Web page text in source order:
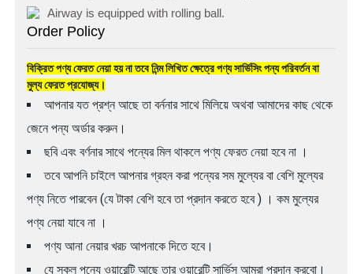
Airway is equipped with rolling ball.
Order Policy
বিক্রিত পণ্য ফেরত নেয়া হয় না তবে নিন্ম লিখিত ক্ষেত্রে পণ্য সার্ভিসিং পন্য পরিবর্তন বা
মুল্য ফেরত প্রযোজ্য।
আপনার যত প্রশ্ন আছে তা বর্ননার সাথে মিলিয়ে অথবা আমাদের কাছ থেকে
জেনে পন্য অর্ডার করুন।
ছবি এবং বর্ণনার সাথে পন্যের মিল থাকলে পণ্য ফেরত নেয়া হবে না ।
তবে আপনি চাইলে আপনার গ্রহন করা পন্যের সম মুল্যের বা বেশি মুল্যের
পণ্য নিতে পারবেন (যে টাকা বেশি হবে তা প্রদান করতে হবে ) । কম মুল্যের
পণ্য নেয়া যাবে না ।
পণ্য আনা নেয়ার খরচ আপনাকে দিতে হবে।
যে সকল পন্যে ওয়ারেন্টি আছে তার ওয়ারেন্টি সার্ভিস আমরা প্রদান করবো।